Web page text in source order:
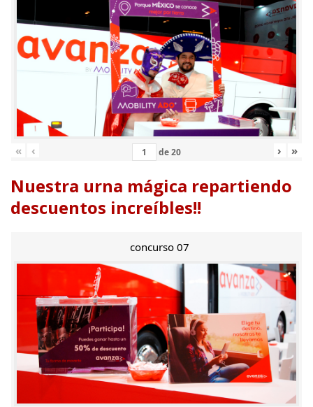
« ‹ de20 › »
Nuestra urna mágica repartiendo
descuentos increíbles!!
concurso 07